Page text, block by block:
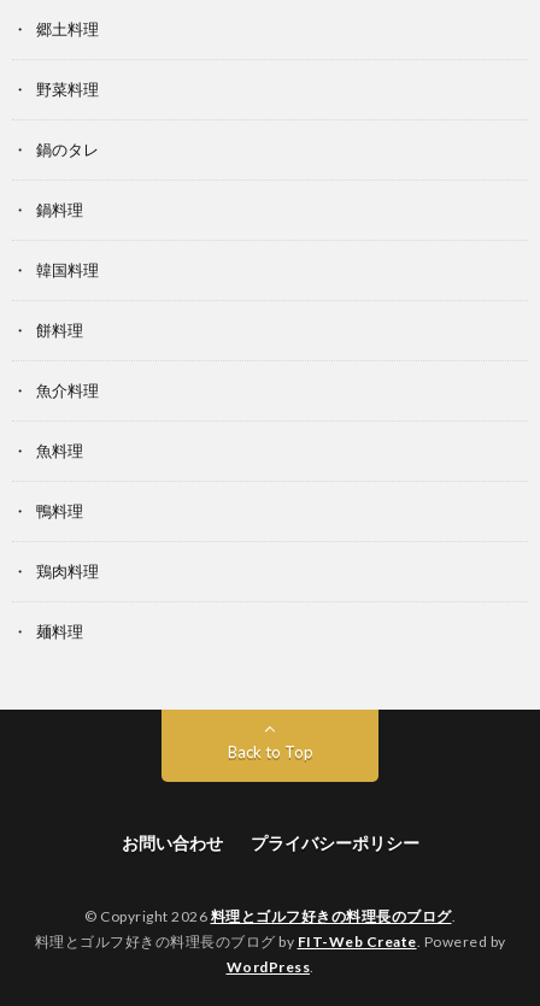
郷土料理
野菜料理
鍋のタレ
鍋料理
韓国料理
餅料理
魚介料理
魚料理
鴨料理
鶏肉料理
麺料理
Back to Top
お問い合わせ プライバシーポリシー
© Copyright 2026 料理とゴルフ好きの料理長のブログ.
料理とゴルフ好きの料理長のブログ by FIT-Web Create. Powered by
WordPress.